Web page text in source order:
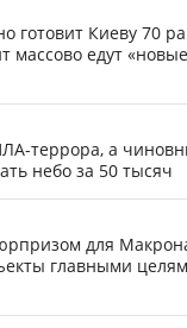
готовит Киеву 70
массово едут
террора, а
небо за 50 тысяч
для
главными